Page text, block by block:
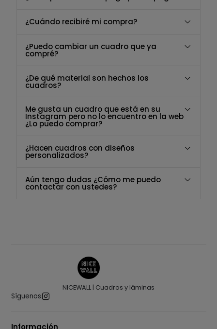
¿Cuándo recibiré mi compra?
¿Puedo cambiar un cuadro que ya
compré?
¿De qué material son hechos los
cuadros?
Me gusta un cuadro que está en su
Instagram pero no lo encuentro en la web
¿Lo puedo comprar?
¿Hacen cuadros con diseños
personalizados?
Aún tengo dudas ¿Cómo me puedo
contactar con ustedes?
NICEWALL | Cuadros y láminas
Síguenos
Información